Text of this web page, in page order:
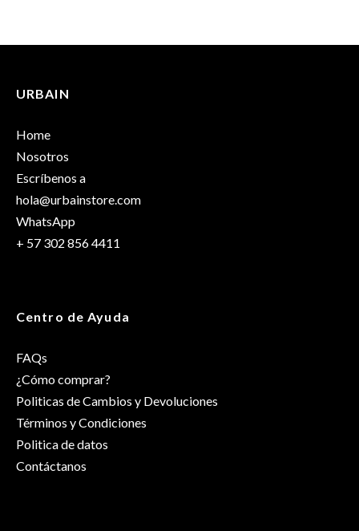
URBAIN
Home
Nosotros
Escríbenos a
hola@urbainstore.com
WhatsApp
+ 57 302 856 4411
Centro de Ayuda
FAQs
¿Cómo comprar?
Politicas de Cambios y Devoluciones
Términos y Condiciones
Politica de datos
Contáctanos